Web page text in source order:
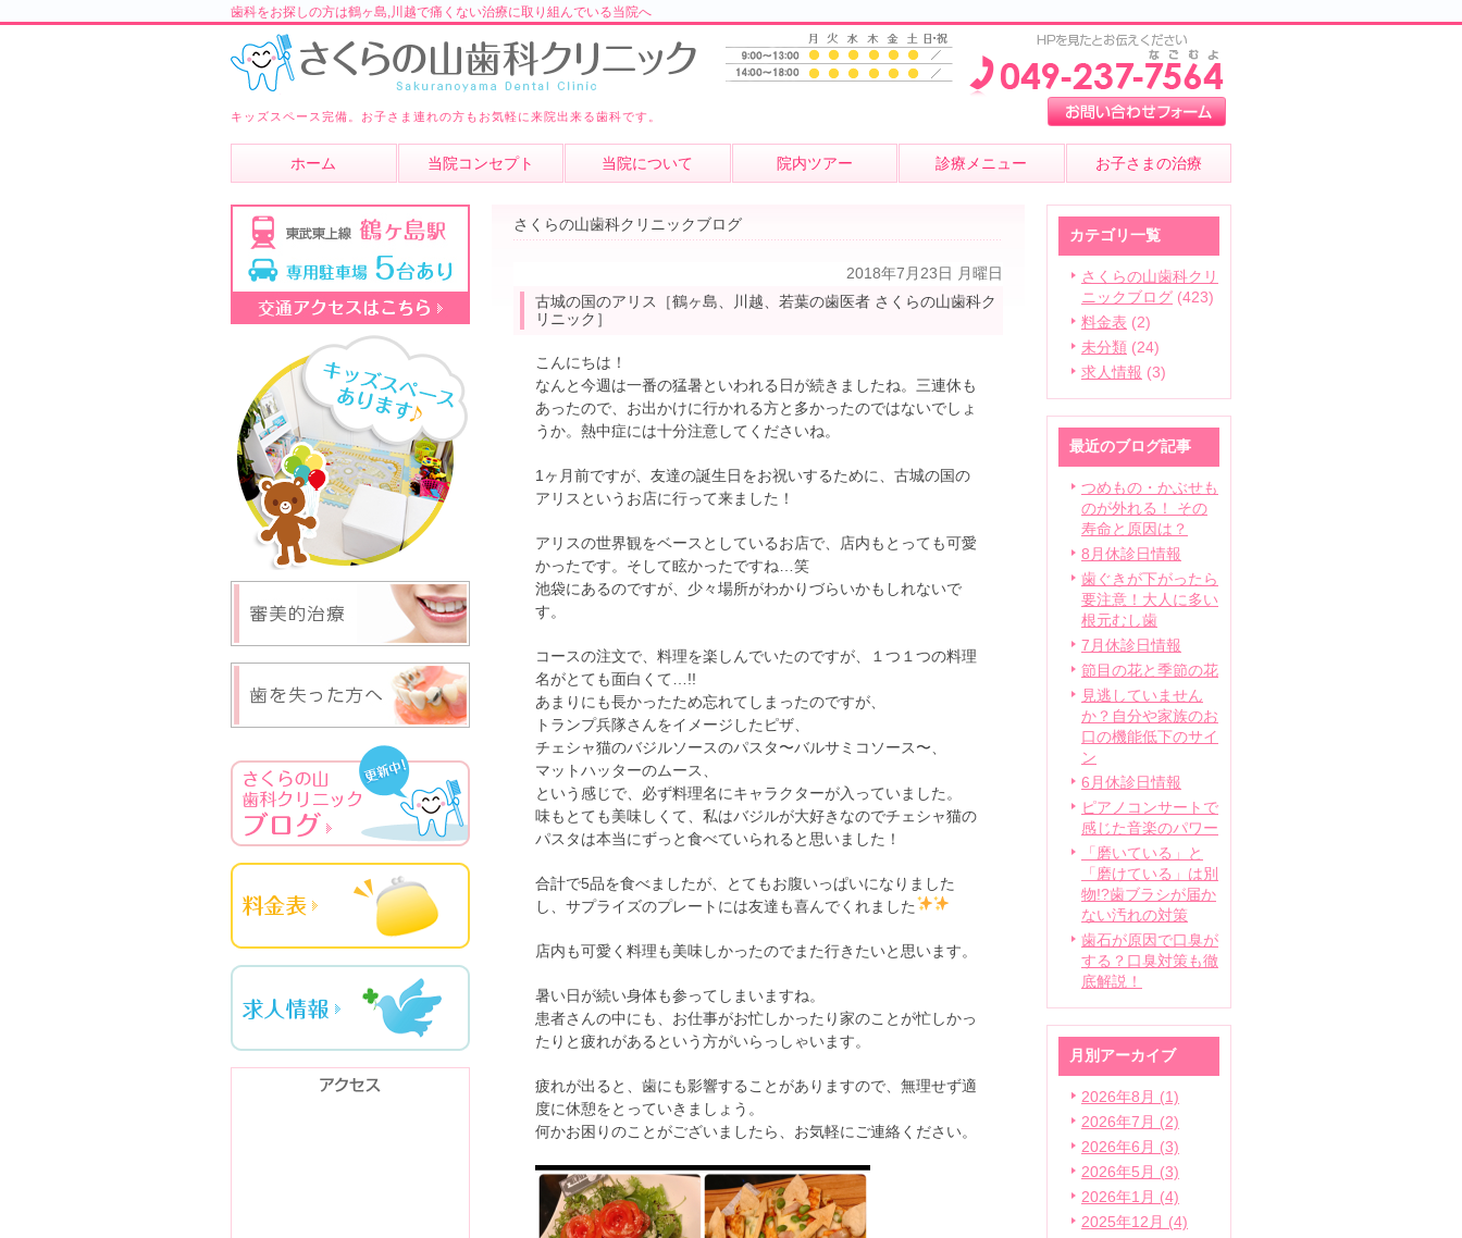
歯科をお探しの方は鶴ヶ島,川越で痛くない治療に取り組んでいる当院へ
キッズスペース完備。お子さま連れの方もお気軽に来院出来る歯科です。
ホーム 当院コンセプト 当院について 院内ツアー 診療メニュー お子さまの治療
さくらの山歯科クリニックブログ
2018年7月23日 月曜日
古城の国のアリス［鶴ヶ島、川越、若葉の歯医者 さくらの山歯科ク
リニック］
こんにちは！
なんと今週は一番の猛暑といわれる日が続きましたね。三連休も
あったので、お出かけに行かれる方と多かったのではないでしょ
うか。熱中症には十分注意してくださいね。
1ヶ月前ですが、友達の誕生日をお祝いするために、古城の国の
アリスというお店に行って来ました！
アリスの世界観をベースとしているお店で、店内もとっても可愛
かったです。そして眩かったですね…笑
池袋にあるのですが、少々場所がわかりづらいかもしれないで
す。
コースの注文で、料理を楽しんでいたのですが、１つ１つの料理
名がとても面白くて…!!
あまりにも長かったため忘れてしまったのですが、
トランプ兵隊さんをイメージしたピザ、
チェシャ猫のバジルソースのパスタ〜バルサミコソース〜、
マットハッターのムース、
という感じで、必ず料理名にキャラクターが入っていました。
味もとても美味しくて、私はバジルが大好きなのでチェシャ猫の
パスタは本当にずっと食べていられると思いました！
合計で5品を食べましたが、とてもお腹いっぱいになりました
し、サプライズのプレートには友達も喜んでくれました
店内も可愛く料理も美味しかったのでまた行きたいと思います。
暑い日が続い身体も参ってしまいますね。
患者さんの中にも、お仕事がお忙しかったり家のことが忙しかっ
たりと疲れがあるという方がいらっしゃいます。
疲れが出ると、歯にも影響することがありますので、無理せず適
度に休憩をとっていきましょう。
何かお困りのことがございましたら、お気軽にご連絡ください。
カテゴリ一覧
さくらの山歯科クリ
ニックブログ (423)
料金表 (2)
未分類 (24)
求人情報 (3)
最近のブログ記事
つめもの・かぶせも
のが外れる！ その
寿命と原因は？
8月休診日情報
歯ぐきが下がったら
要注意！大人に多い
根元むし歯
7月休診日情報
節目の花と季節の花
見逃していません
か？自分や家族のお
口の機能低下のサイ
ン
6月休診日情報
ピアノコンサートで
感じた音楽のパワー
「磨いている」と
「磨けている」は別
物!?歯ブラシが届か
ない汚れの対策
歯石が原因で口臭が
する？口臭対策も徹
底解説！
月別アーカイブ
2026年8月 (1)
2026年7月 (2)
2026年6月 (3)
2026年5月 (3)
2026年1月 (4)
2025年12月 (4)